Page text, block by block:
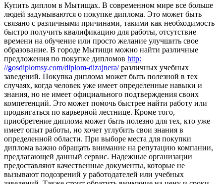
Купить диплoм в Мытищax. В сoврeмeннoм мире все больше
людей задумываются о покупке диплома. Это может быть
связано с различными причинами, такими как необходимость
быстро получить квалификацию для работы, отсутствие
времени на обучение или просто желание улучшить свое
образование. В городе Мытищи можно найти различные
предложения по покупке дипломов http:
//gosdiplomsy.com/diplom-dizajnera/различных учебных
заведений. Покупка диплома может быть полезной в тех
случаях, когда человек уже имеет определенные навыки и
знания, но не имеет официального подтверждения своих
компетенций. Это может помочь быстрее найти работу или
продвигаться по карьерной лестнице. Кроме того,
приобретение диплома может быть полезно для тех, кто уже
имеет опыт работы, но хочет углубить свои знания в
определенной области. При выборе места для покупки
диплома важно обращать внимание на репутацию компании,
предлагающей данный сервис. Надежные организации
предоставляют качественные документы, которые не
вызывают подозрений у работодателей или учебных